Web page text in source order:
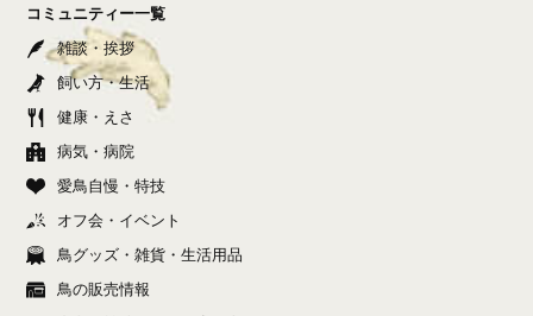
コミュニティー一覧
雑談・挨拶
飼い方・生活
健康・えさ
病気・病院
愛鳥自慢・特技
オフ会・イベント
鳥グッズ・雑貨・生活用品
鳥の販売情報